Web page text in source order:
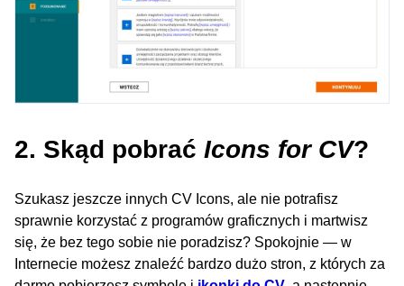
2. Skąd pobrać Icons for CV?
Szukasz jeszcze innych CV Icons, ale nie potrafisz
sprawnie korzystać z programów graficznych i martwisz
się, że bez tego sobie nie poradzisz? Spokojnie — w
Internecie możesz znaleźć bardzo dużo stron, z których za